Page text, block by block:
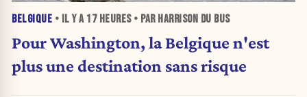
BELGIQUE • IL Y A 17 HEURES• PAR HARRISON DU BUS
Pour Washington, la Belgique n'est
plus une destination sans risque